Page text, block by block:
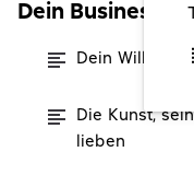
Dein Business
Dein Wille
Die Kunst,
lieben